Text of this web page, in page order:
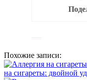
Похожие записи:
на сигареты: двойной